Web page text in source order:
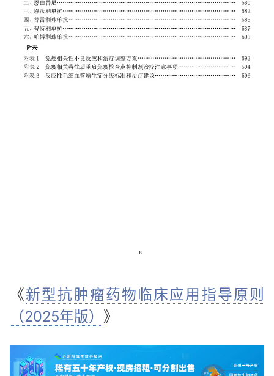
《新型抗肿瘤药物临床应用指导原则
（2025年版） 》